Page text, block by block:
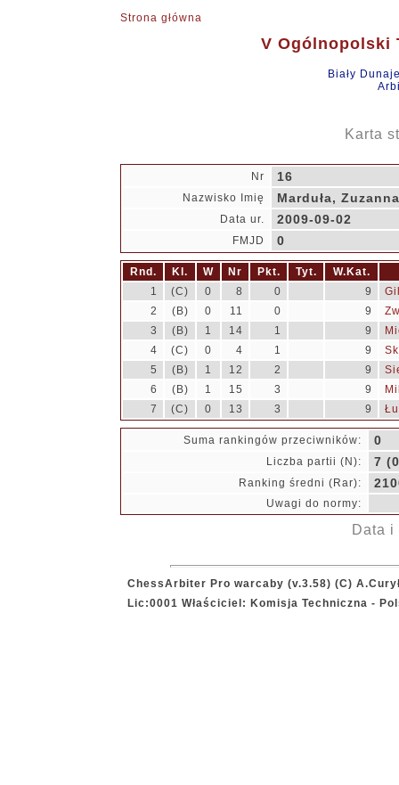
Strona główna
V Ogólnopolski
Biały
Karta
Nr 16
Nazwisko Imię Marduła, Zuzanna
Data ur. 2009-09-02
FMJD 0
Rnd. Kl. W Nr Pkt. Tyt.
W.Kat.
1
(C) 0 8 0 9
2
(B) 0 11 0 9
3
(B) 1 14 1 9
4
(C) 0 4 1 9
5
(B) 1 12 2 9
6
(B) 1 15 3 9
7
(C) 0 13 3 9
Suma rankingów przeciwników: 0
Liczba partii (N): 7
Ranking średni (Rar):
Uwagi do normy:
Data
ChessArbiter Pro warcaby (v.3.58) (C)
Lic:0001 Właściciel: Komisja Techniczna -